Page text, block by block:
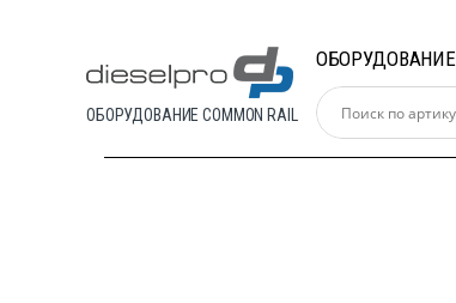
ОБОРУДОВАНИЕ COMMON RAIL
ОБОРУДОВАНИЕ